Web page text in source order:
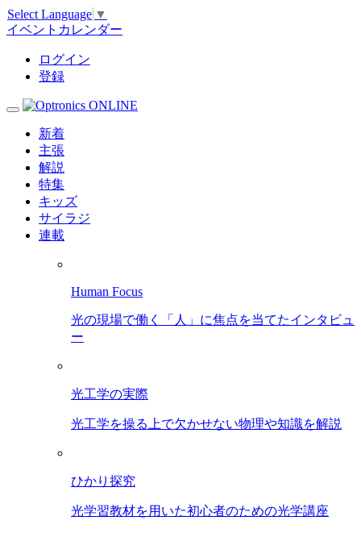
Select Language ▼
イベントカレンダー
ログイン
登録
新着
主張
解説
特集
キッズ
サイラジ
連載
Human Focus
光の現場で働く「人」に焦点を当てたインタビュ
ー
光工学の実際
光工学を操る上で欠かせない物理や知識を解説
ひかり探究
光学習教材を用いた初心者のための光学講座